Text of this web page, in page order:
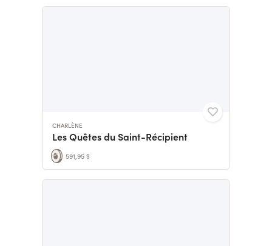
CHARLÈNE
Les Quêtes du Saint-Récipient
591,95 $